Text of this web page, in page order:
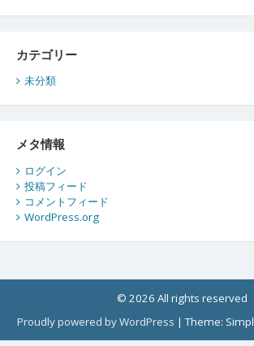
カテゴリー
未分類
メタ情報
ログイン
投稿フィード
コメントフィード
WordPress.org
© 2026 All rights reserved
Proudly powered by WordPress |Theme: